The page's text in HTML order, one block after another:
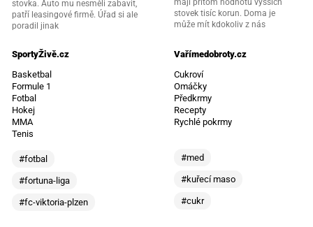
stovka. Auto mu nesměli zabavit,
patří leasingové firmě. Úřad si ale
poradil jinak
mají přitom hodnotu vyšších
stovek tisíc korun. Doma je
může mít kdokoliv z nás
SportyŽivě.cz
Basketbal
Formule 1
Fotbal
Hokej
MMA
Tenis
#fotbal
#fortuna-liga
#fc-viktoria-plzen
Vařímedobroty.cz
Cukroví
Omáčky
Předkrmy
Recepty
Rychlé pokrmy
#med
#kuřecí maso
#cukr